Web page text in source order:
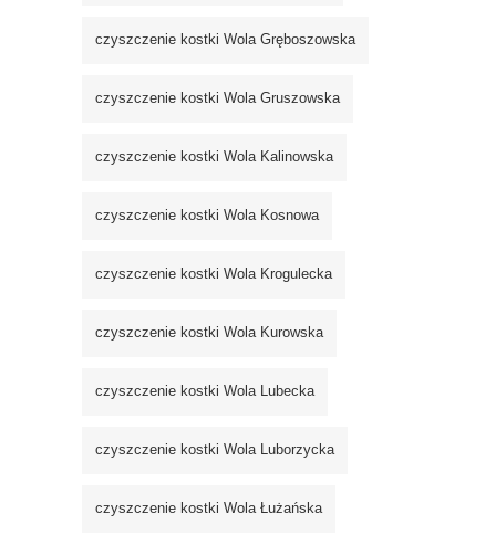
czyszczenie kostki Wola Gręboszowska
czyszczenie kostki Wola Gruszowska
czyszczenie kostki Wola Kalinowska
czyszczenie kostki Wola Kosnowa
czyszczenie kostki Wola Krogulecka
czyszczenie kostki Wola Kurowska
czyszczenie kostki Wola Lubecka
czyszczenie kostki Wola Luborzycka
czyszczenie kostki Wola Łużańska